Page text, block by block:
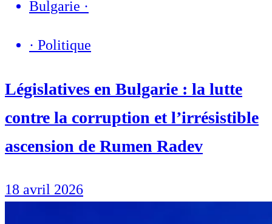
Bulgarie ·
· Politique
Législatives en Bulgarie : la lutte
contre la corruption et l’irrésistible
ascension de Rumen Radev
18 avril 2026